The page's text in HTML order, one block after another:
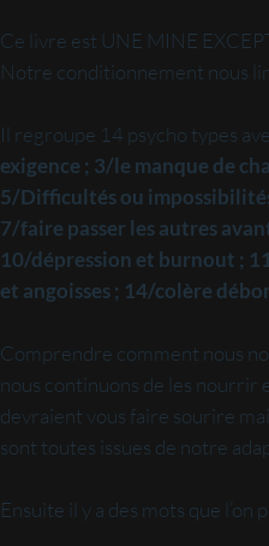
Ce livre est UNE MINE
Notre conditionnement nous
Il regroupe 14 psycho types
exigence ; 3/le manque de
5/Difficultés ou
7/faire passer les autres
10/dépression et burnout ;
et angoisses ; 14/colère
Comprendre comment nous
nous continuons de les nourrir
devraient vous faire sourire
sont toutes issues de notre
​Ensuite il y a des mots que